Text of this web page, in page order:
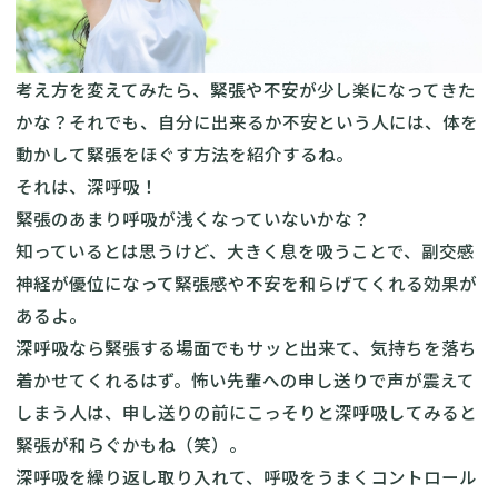
考え方を変えてみたら、緊張や不安が少し楽になってきた
かな？それでも、自分に出来るか不安という人には、体を
動かして緊張をほぐす方法を紹介するね。
それは、深呼吸！
緊張のあまり呼吸が浅くなっていないかな？
知っているとは思うけど、大きく息を吸うことで、副交感
神経が優位になって緊張感や不安を和らげてくれる効果が
あるよ。
深呼吸なら緊張する場面でもサッと出来て、気持ちを落ち
着かせてくれるはず。怖い先輩への申し送りで声が震えて
しまう人は、申し送りの前にこっそりと深呼吸してみると
緊張が和らぐかもね（笑）。
深呼吸を繰り返し取り入れて、呼吸をうまくコントロール